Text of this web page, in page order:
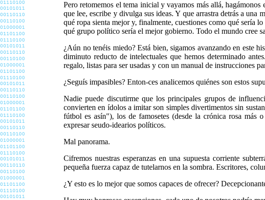
Pero retomemos el tema inicial y vayamos más allá,
que lee, escribe y divulga sus ideas. Y que arrastra detrás a una
qué ropa sienta mejor y, finalmente, cuestiones como qué sería
qué grupo político sería el mejor gobierno. Todo el mundo cree
¿Aún no tenéis miedo? Está bien, sigamos avanzando en este
diminuto reducto de intelectuales que hemos determinado
regalo, listas para ser usadas y con un manual de instrucciones
¿Seguís impasibles? Enton-ces analicemos quiénes son estos
Nadie puede discutirme que los principales grupos de
convierten en ídolos a imitar son simples divertimentos sin
fútbol es asín"), los de famosetes (desde la crónica rosa más
expresar seudo-idearios políticos.
Mal panorama.
Cifremos nuestras esperanzas en una supuesta corriente
pequeña fuerza capaz de tutelarnos en la sombra. Escritores,
¿Y esto es lo mejor que somos capaces de ofrecer?